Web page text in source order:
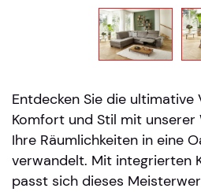
Entdecken Sie die ultimative
Komfort und Stil mit unserer
Ihre Räumlichkeiten in eine
verwandelt. Mit integrierten
passt sich dieses